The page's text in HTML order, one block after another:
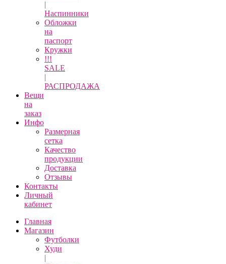
|
Наспинники
Обложки
на
паспорт
Кружки
!!!
SALE
|
РАСПРОДАЖА
Вещи
на
заказ
Инфо
Размерная
сетка
Качество
продукции
Доставка
Отзывы
Контакты
Личный
кабинет
Главная
Магазин
Футболки
Худи
|